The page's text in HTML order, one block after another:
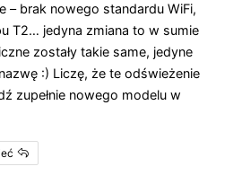
– brak nowego standardu WiFi,
T2… jedyna zmiana to w sumie
zostały takie same, jedyne
:) Liczę, że te odświeżenie
zupełnie nowego modelu w